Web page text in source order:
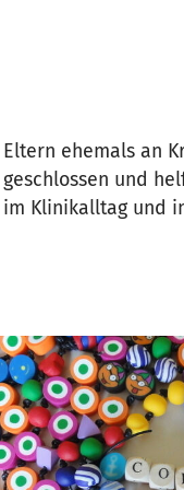
Eltern ehemals an
geschlossen und
im Klinikalltag und